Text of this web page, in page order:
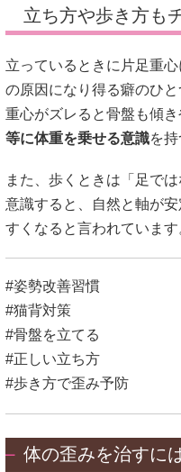
立ち方や歩き方も
立っているときに片足重
の原因になり得る癖のひと
重心がズレると骨盤も傾き
等に体重を乗せる意識を
また、歩くときは「足で
意識すると、自然と軸が
すくなると言われています
#姿勢改善習慣
#猫背対策
#骨盤を立てる
#正しい立ち方
#歩き方で歪み予防
体の歪みを治すに